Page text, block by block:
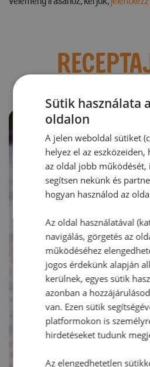
Sütik használata
oldalon
A jelen weboldal sütiket
helyez el az
az oldal jobb működését,
segítsen nekünk és
hogyan használod az
Az oldal használatával
navigálás, görgetés az
működéséhez
jogos érdekünk alapján
kerülnek, egyes sütik
azonban a
van. Ezen sütik
platformokon is
hirdetéseket tudunk
Az elengedhetetlen